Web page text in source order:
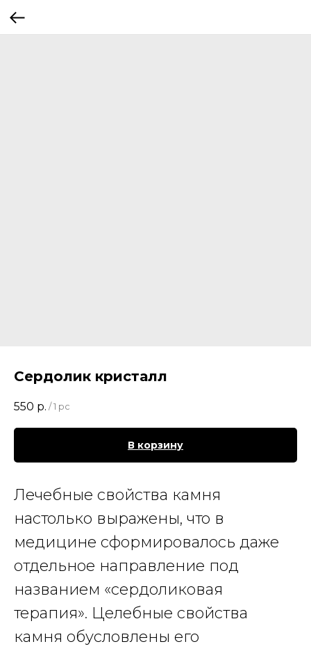
Сердолик кристалл
550 р. / 1 pc
В корзину
Лечебные свойства камня
настолько выражены, что в
медицине сформировалось даже
отдельное направление под
названием «сердоликовая
терапия». Целебные свойства
камня обусловлены его